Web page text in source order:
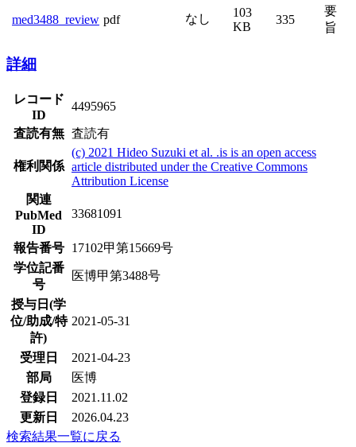
med3488_review
pdf なし
103
KB
335
要
旨
詳細
レコード
ID
4495965
査読有無 査読有
権利関係
(c) 2021 Hideo Suzuki et al. .is is an open access
article distributed under the Creative Commons
Attribution License
関連
PubMed
ID
33681091
報告番号
17102甲第15669号
学位記番
号
医博甲第3488号
授与日(学
位/助成/特
許)
2021-05-31
受理日
2021-04-23
部局
医博
登録日
2021.11.02
更新日
2026.04.23
検索結果一覧に戻る